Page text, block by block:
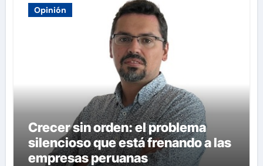
Opinión
Crecer sin orden: el problema
silencioso que está frenando a las
empresas peruanas